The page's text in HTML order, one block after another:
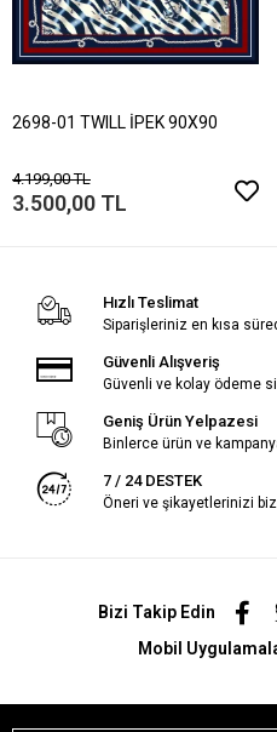
2698-01 TWILL İPEK 90X90
4.199,00 TL
3.500,00 TL
Hızlı Teslimat
Siparişleriniz en kısa
Güvenli Alışveriş
Güvenli ve kolay ödeme
Geniş Ürün Yelpazesi
Binlerce ürün ve
7 / 24 DESTEK
Öneri ve şikayetlerinizi
Bizi Takip Edin
Mobil